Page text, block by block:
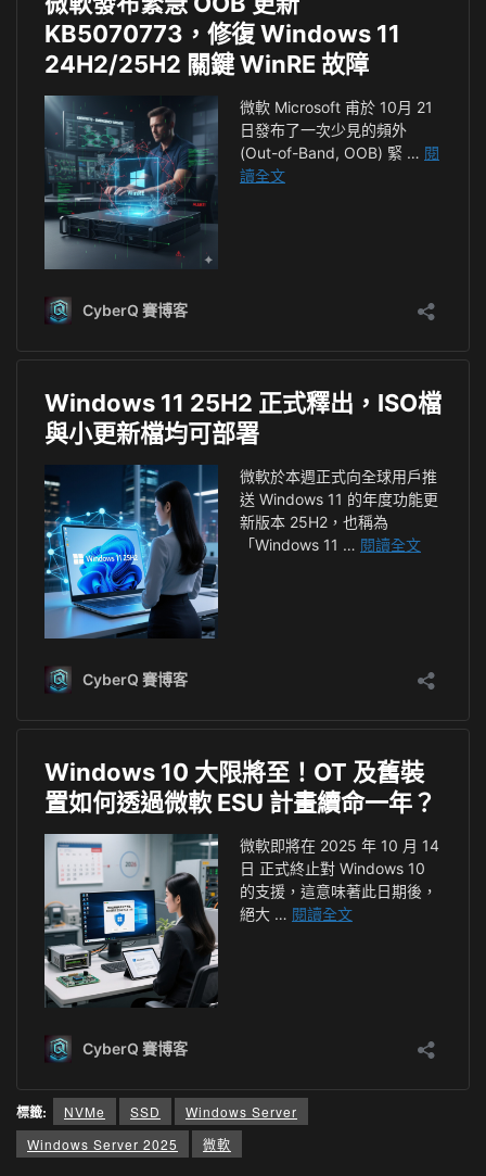
標籤: NVMe SSD
Windows Server
Windows Server 2025
微軟